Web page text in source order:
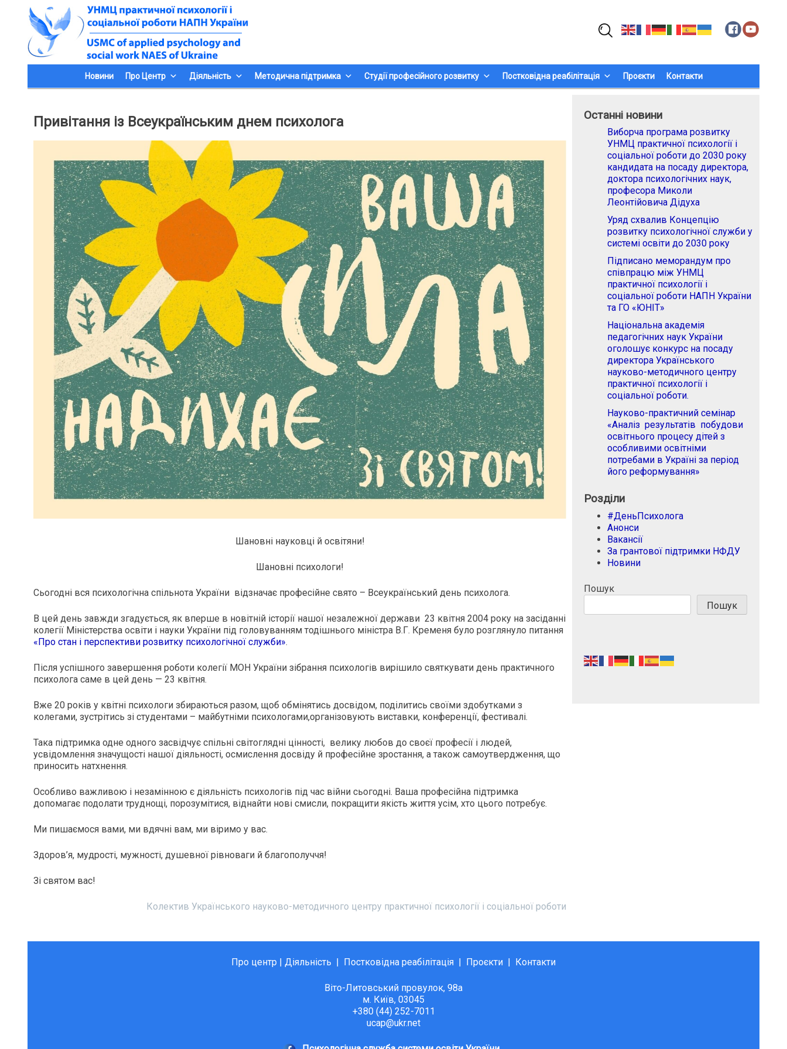
Skip
to
content
Пошук:
Новини Про Центр Діяльність Методична підтримка Студії професійного розвитку Постковідна реабілітація Проєкти Контакти
Привітання із Всеукраїнським днем психолога
Шановні науковці й освітяни!
Шановні психологи!
Сьогодні вся психологічна спільнота України відзначає професійне свято – Всеукраїнський день психолога.
В цей день завжди згадується, як вперше в новітній історії нашої незалежної держави 23 квітня 2004 року на засіданні
колегії Міністерства освіти і науки України під головуванням тодішнього міністра В.Г. Кременя було розглянуло питання
«Про стан і перспективи розвитку психологічної служби».
Після успішного завершення роботи колегії МОН України зібрання психологів вирішило святкувати день практичного
психолога саме в цей день — 23 квітня.
Вже 20 років у квітні психологи збираються разом, щоб обмінятись досвідом, поділитись своїми здобутками з
колегами, зустрітись зі студентами – майбутніми психологами,організовують виставки, конференції, фестивалі.
Така підтримка одне одного засвідчує спільні світоглядні цінності, велику любов до своєї професії і людей,
усвідомлення значущості нашої діяльності, осмислення досвіду й професійне зростання, а також самоутвердження, що
приносить натхнення.
Особливо важливою і незамінною є діяльність психологів під час війни сьогодні. Ваша професійна підтримка
допомагає подолати труднощі, порозумітися, віднайти нові смисли, покращити якість життя усім, хто цього потребує.
Ми пишаємося вами, ми вдячні вам, ми віримо у вас.
Здоров’я, мудрості, мужності, душевної рівноваги й благополуччя!
Зі святом вас!
Колектив Українського науково-методичного центру практичної психології і соціальної роботи
Останні новини
Виборча програма розвитку
УНМЦ практичної психології і
соціальної роботи до 2030 року
кандидата на посаду директора,
доктора психологічних наук,
професора Миколи
Леонтійовича Дідуха
Уряд схвалив Концепцію
розвитку психологічної служби у
системі освіти до 2030 року
Підписано меморандум про
співпрацю між УНМЦ
практичної психології і
соціальної роботи НАПН України
та ГО «ЮНІТ»
Національна академія
педагогічних наук України
оголошує конкурс на посаду
директора Українського
науково-методичного центру
практичної психології і
соціальної роботи.
Науково-практичний семінар
«Аналіз результатів побудови
освітнього процесу дітей з
особливими освітніми
потребами в Україні за період
його реформування»
Розділи
#ДеньПсихолога
Анонси
Вакансії
За грантової підтримки НФДУ
Новини
Пошук
Пошук
Про центр | Діяльність | Постковідна реабілітація | Проєкти | Контакти
Віто-Литовський провулок, 98а
м. Київ, 03045
+380 (44) 252-7011
ucap@ukr.net